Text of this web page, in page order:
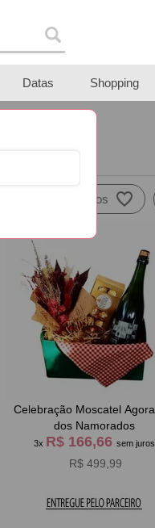
Datas Shopping
Mais Vendidos
Celebração Moscatel Agora Dia
dos Namorados
3x R$ 166,66 sem juros
R$ 499,99